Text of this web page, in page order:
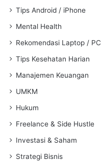
Tips Android / iPhone
Mental Health
Rekomendasi Laptop / PC
Tips Kesehatan Harian
Manajemen Keuangan
UMKM
Hukum
Freelance & Side Hustle
Investasi & Saham
Strategi Bisnis